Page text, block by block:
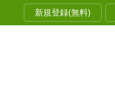
新規登録(無料)